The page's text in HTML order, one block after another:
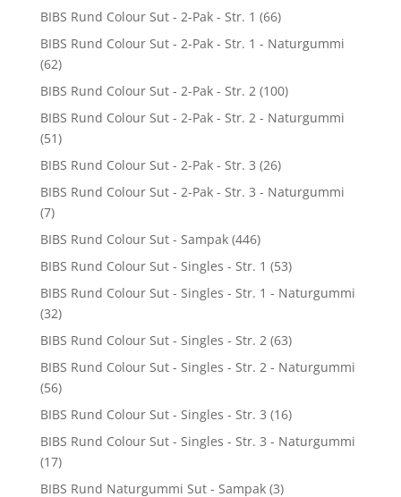
BIBS Rund Colour Sut - 2-Pak - Str. 1 (66)
BIBS Rund Colour Sut - 2-Pak - Str. 1 - Naturgummi
(62)
BIBS Rund Colour Sut - 2-Pak - Str. 2 (100)
BIBS Rund Colour Sut - 2-Pak - Str. 2 - Naturgummi
(51)
BIBS Rund Colour Sut - 2-Pak - Str. 3 (26)
BIBS Rund Colour Sut - 2-Pak - Str. 3 - Naturgummi
(7)
BIBS Rund Colour Sut - Sampak (446)
BIBS Rund Colour Sut - Singles - Str. 1 (53)
BIBS Rund Colour Sut - Singles - Str. 1 - Naturgummi
(32)
BIBS Rund Colour Sut - Singles - Str. 2 (63)
BIBS Rund Colour Sut - Singles - Str. 2 - Naturgummi
(56)
BIBS Rund Colour Sut - Singles - Str. 3 (16)
BIBS Rund Colour Sut - Singles - Str. 3 - Naturgummi
(17)
BIBS Rund Naturgummi Sut - Sampak (3)